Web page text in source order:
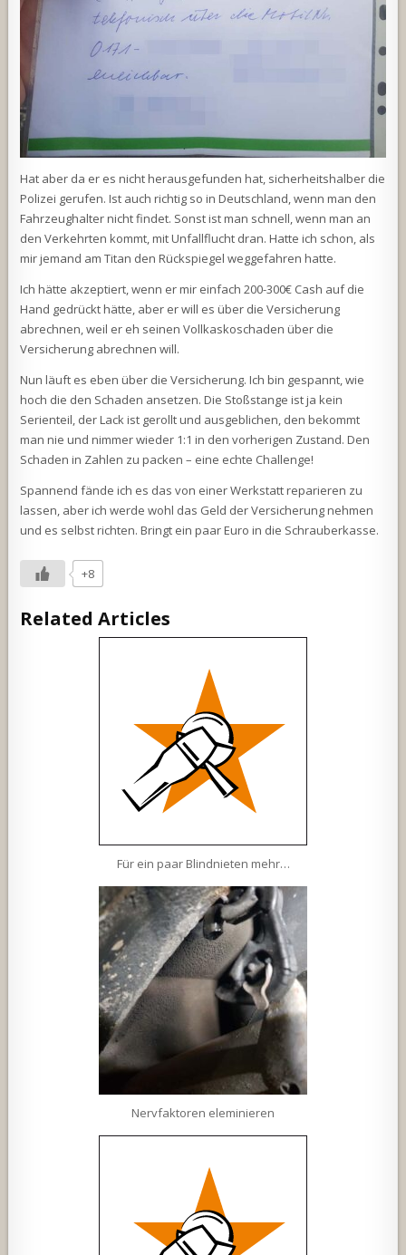
Hat aber da er es nicht herausgefunden hat, sicherheitshalber die
Polizei gerufen. Ist auch richtig so in Deutschland, wenn man den
Fahrzeughalter nicht findet. Sonst ist man schnell, wenn man an
den Verkehrten kommt, mit Unfallflucht dran. Hatte ich schon, als
mir jemand am Titan den Rückspiegel weggefahren hatte.
Ich hätte akzeptiert, wenn er mir einfach 200-300€ Cash auf die
Hand gedrückt hätte, aber er will es über die Versicherung
abrechnen, weil er eh seinen Vollkaskoschaden über die
Versicherung abrechnen will.
Nun läuft es eben über die Versicherung. Ich bin gespannt, wie
hoch die den Schaden ansetzen. Die Stoßstange ist ja kein
Serienteil, der Lack ist gerollt und ausgeblichen, den bekommt
man nie und nimmer wieder 1:1 in den vorherigen Zustand. Den
Schaden in Zahlen zu packen – eine echte Challenge!
Spannend fände ich es das von einer Werkstatt reparieren zu
lassen, aber ich werde wohl das Geld der Versicherung nehmen
und es selbst richten. Bringt ein paar Euro in die Schrauberkasse.
+8
Related Articles
Für ein paar Blindnieten mehr…
Nervfaktoren eleminieren